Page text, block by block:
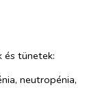
és tünetek:
neutropénia,